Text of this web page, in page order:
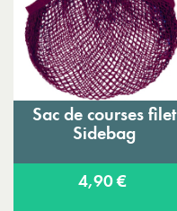
Sac de courses filet
Sidebag
4,90 €